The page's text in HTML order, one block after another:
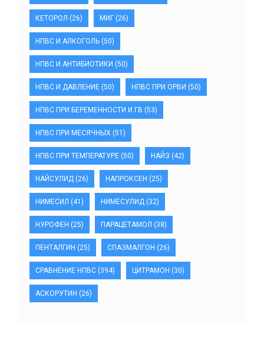
КЕТОРОЛ (26) МИГ (26)
НПВС И АЛКОГОЛЬ (50)
НПВС И АНТИБИОТИКИ (50)
НПВС И ДАВЛЕНИЕ (50) НПВС ПРИ ОРВИ (50)
НПВС ПРИ БЕРЕМЕННОСТИ И ГВ (53)
НПВС ПРИ МЕСЯЧНЫХ (51)
НПВС ПРИ ТЕМПЕРАТУРЕ (50) НАЙЗ (42)
НАЙСУЛИД (26) НАПРОКСЕН (25)
НИМЕСИЛ (41) НИМЕСУЛИД (32)
НУРОФЕН (25) ПАРАЦЕТАМОЛ (38)
ПЕНТАЛГИН (25) СПАЗМАЛГОН (26)
СРАВНЕНИЕ НПВС (394) ЦИТРАМОН (30)
АСКОРУТИН (26)